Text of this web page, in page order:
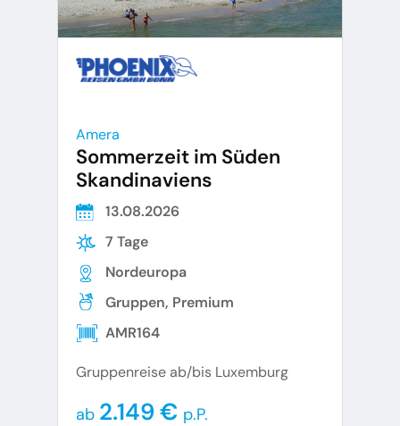
Amera
Sommerzeit im Süden
Skandinaviens
13.08.2026
7 Tage
Nordeuropa
Gruppen, Premium
AMR164
Gruppenreise ab/bis Luxemburg
ab 2.149 € p.P.